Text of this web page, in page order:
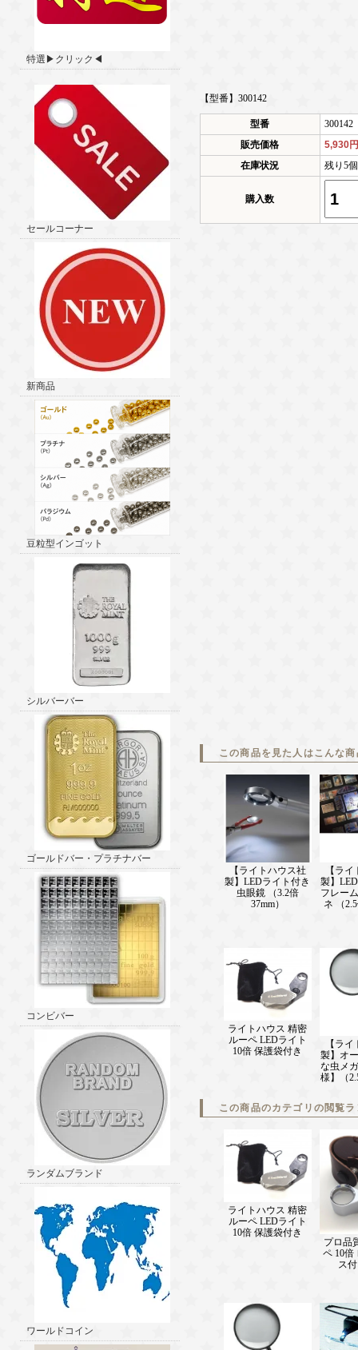
特選▶クリック◀
セールコーナー
新商品
豆粒型インゴット
シルバーバー
ゴールドバー・プラチナバー
コンビバー
ランダムブランド
ワールドコイン
【型番】300142
型番
300142
販売価格
5,930
在庫状況
残り5
購入数
この商品を見た人はこんな
【ライトハウス社
製】LEDライト付き
虫眼鏡 （3.2倍
37mm）
【ラ
製】
フレー
ネ （
ライトハウス 精密
ルーペ LEDライト
10倍 保護袋付き
【ラ
製】オ
な虫メ
様】（
この商品のカテゴリの閲覧
ライトハウス 精密
ルーペ LEDライト
10倍 保護袋付き
プロ品
ペ 10倍
ス